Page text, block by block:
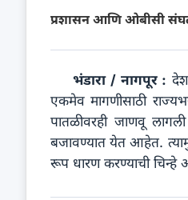
प्रशासन आणि ओबीसी
भंडारा / नागपूर :
एकमेव मागणीसाठी
पातळीवरही जाणवू
बजावण्यात येत आहेत.
रूप धारण करण्याची चिन्हे